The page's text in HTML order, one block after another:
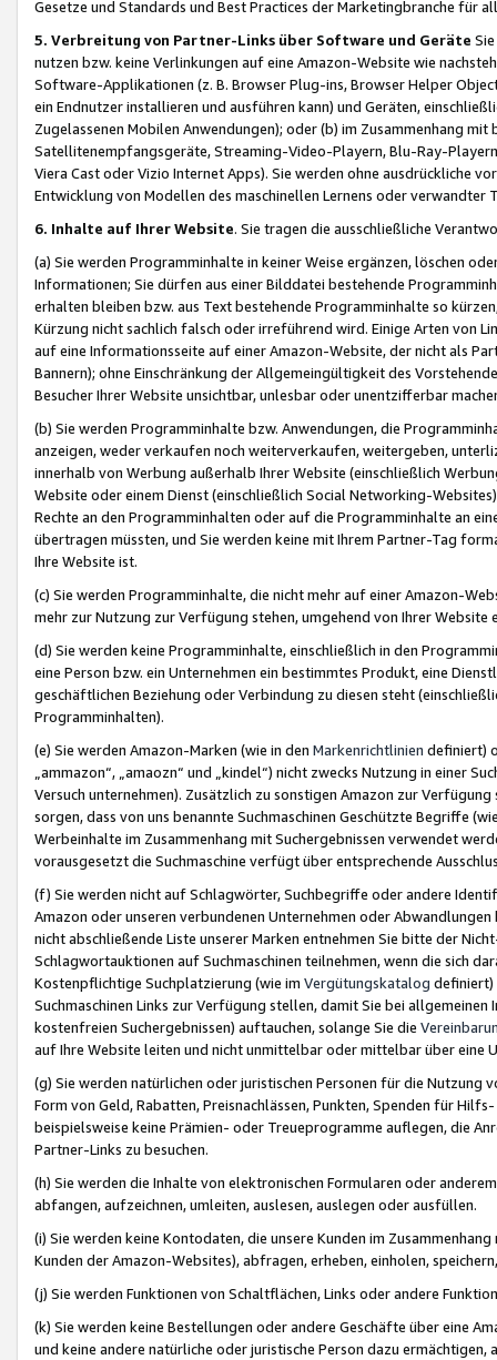
Gesetze und Standards und Best Practices der Marketingbranche für
5. Verbreitung von Partner-Links über Software und Geräte
nutzen bzw. keine Verlinkungen auf eine Amazon-Website wie
Software-Applikationen (z. B. Browser Plug-ins, Browser Helper
ein Endnutzer installieren und ausführen kann) und Geräten,
Zugelassenen Mobilen Anwendungen); oder (b) im Zusammenhang
Satellitenempfangsgeräte, Streaming-Video-Playern, Blu-Ray-
Viera Cast oder Vizio Internet Apps). Sie werden ohne ausdrückliche
Entwicklung von Modellen des maschinellen Lernens oder
6. Inhalte auf Ihrer Website. Sie tragen die ausschließliche
(a) Sie werden Programminhalte in keiner Weise ergänzen, löschen
Informationen; Sie dürfen aus einer Bilddatei bestehende
erhalten bleiben bzw. aus Text bestehende Programminhalte so
Kürzung nicht sachlich falsch oder irreführend wird. Einige Arten von
auf eine Informationsseite auf einer Amazon-Website, der nicht als
Bannern); ohne Einschränkung der Allgemeingültigkeit des
Besucher Ihrer Website unsichtbar, unlesbar oder unentzifferbar
(b) Sie werden Programminhalte bzw. Anwendungen, die
anzeigen, weder verkaufen noch weiterverkaufen, weitergeben,
innerhalb von Werbung außerhalb Ihrer Website (einschließlich
Website oder einem Dienst (einschließlich Social Networking-
Rechte an den Programminhalten oder auf die Programminhalte an
übertragen müssten, und Sie werden keine mit Ihrem Partner-Tag
Ihre Website ist.
(c) Sie werden Programminhalte, die nicht mehr auf einer Amazon-
mehr zur Nutzung zur Verfügung stehen, umgehend von Ihrer
(d) Sie werden keine Programminhalte, einschließlich in den
eine Person bzw. ein Unternehmen ein bestimmtes Produkt, eine
geschäftlichen Beziehung oder Verbindung zu diesen steht
Programminhalten).
(e) Sie werden Amazon-Marken (wie in den Markenrichtlinien definiert)
„ammazon“, „amaozn“ und „kindel“) nicht zwecks Nutzung in einer
Versuch unternehmen). Zusätzlich zu sonstigen Amazon zur
sorgen, dass von uns benannte Suchmaschinen Geschützte Begriffe
Werbeinhalte im Zusammenhang mit Suchergebnissen verwendet
vorausgesetzt die Suchmaschine verfügt über entsprechende
(f) Sie werden nicht auf Schlagwörter, Suchbegriffe oder andere
Amazon oder unseren verbundenen Unternehmen oder
nicht abschließende Liste unserer Marken entnehmen Sie bitte der
Schlagwortauktionen auf Suchmaschinen teilnehmen, wenn die sich
Kostenpflichtige Suchplatzierung (wie im Vergütungskatalog definiert)
Suchmaschinen Links zur Verfügung stellen, damit Sie bei
kostenfreien Suchergebnissen) auftauchen, solange Sie die
auf Ihre Website leiten und nicht unmittelbar oder mittelbar über eine
(g) Sie werden natürlichen oder juristischen Personen für die Nutzung
Form von Geld, Rabatten, Preisnachlässen, Punkten, Spenden für
beispielsweise keine Prämien- oder Treueprogramme auflegen, die
Partner-Links zu besuchen.
(h) Sie werden die Inhalte von elektronischen Formularen oder
abfangen, aufzeichnen, umleiten, auslesen, auslegen oder ausfüllen.
(i) Sie werden keine Kontodaten, die unsere Kunden im
Kunden der Amazon-Websites), abfragen, erheben, einholen,
(j) Sie werden Funktionen von Schaltflächen, Links oder andere
(k) Sie werden keine Bestellungen oder andere Geschäfte über eine
und keine andere natürliche oder juristische Person dazu